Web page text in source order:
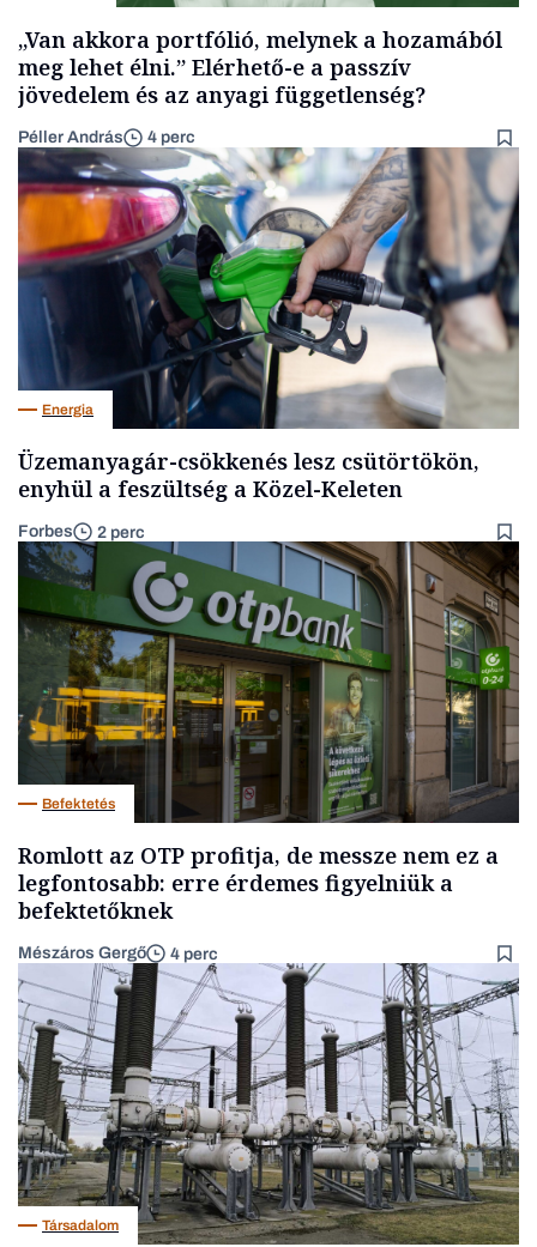
„Van akkora portfólió, melynek a hozamából
meg lehet élni.” Elérhető-e a passzív
jövedelem és az anyagi függetlenség?
Péller András 4 perc
Energia
Üzemanyagár-csökkenés lesz csütörtökön,
enyhül a feszültség a Közel-Keleten
Forbes 2 perc
Befektetés
Romlott az OTP profitja, de messze nem ez a
legfontosabb: erre érdemes figyelniük a
befektetőknek
Mészáros Gergő 4 perc
Társadalom